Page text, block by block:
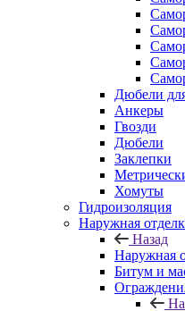
Дюбели
Анкеры
Гвозди
Дюбели
Заклепки
Хомуты
Гидроизоляция
Наружная
Назад
Наружная
Битум и